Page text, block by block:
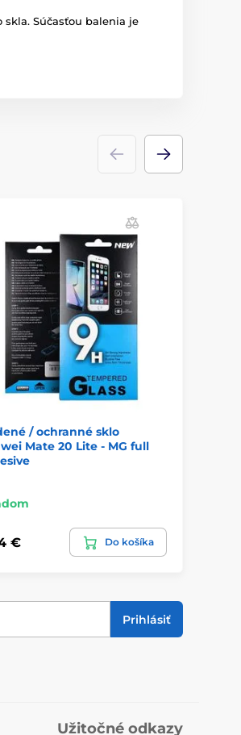
Súčasťou balenia je
/ ochranné sklo
Mate 20 Lite - MG full
€ Do košíka
Prihlásiť
Užitočné odkazy